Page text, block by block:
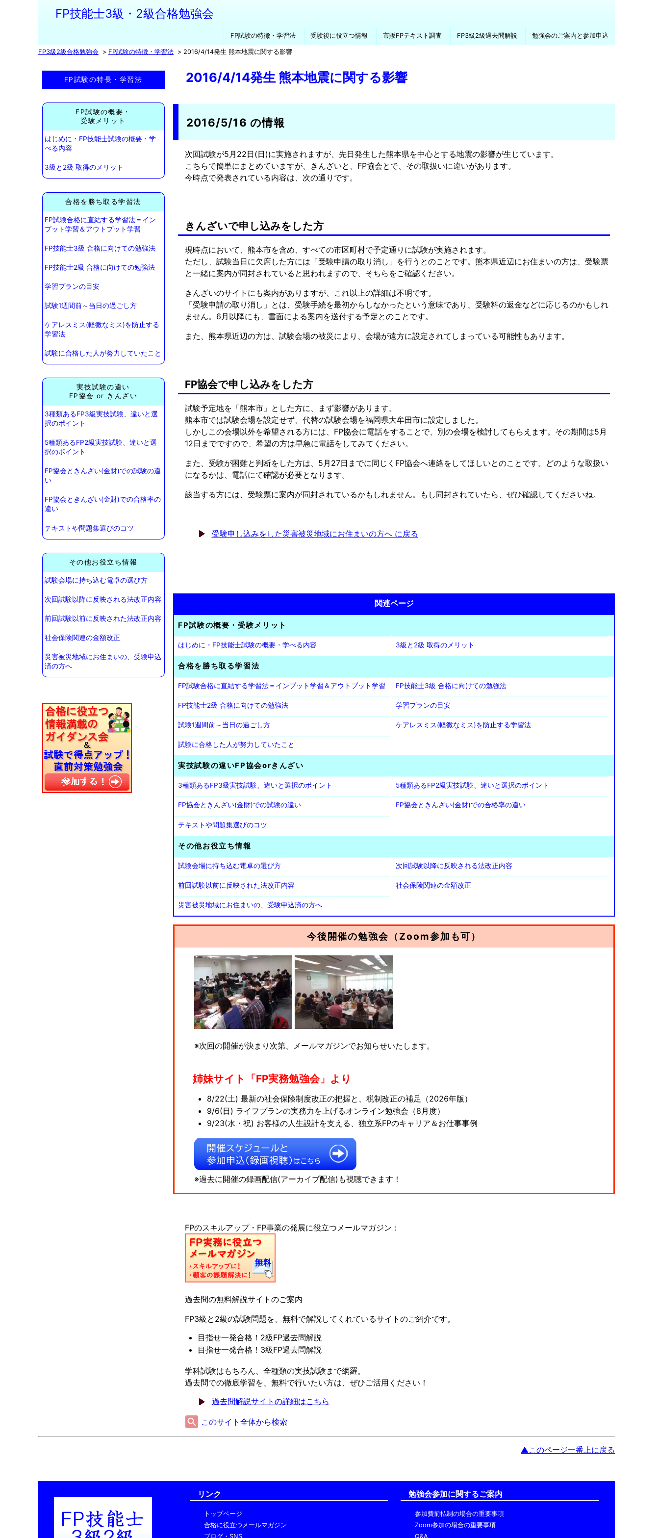
FP技能士3級・2級合格勉強会
FP試験の特徴・学習法 受験後に役立つ情報 市販FPテキスト調査 FP3級2級過去問解説 勉強会のご案内と参加申込
FP3級2級合格勉強会 FP試験の特徴・学習法 2016/4/14発生 熊本地震に関する影響
FP試験の特長・学習法
FP試験の概要・
受験メリット
はじめに・FP技能士試験の概要・学
べる内容
3級と2級 取得のメリット
合格を勝ち取る学習法
FP試験合格に直結する学習法＝イン
プット学習＆アウトプット学習
FP技能士3級 合格に向けての勉強法
FP技能士2級 合格に向けての勉強法
学習プランの目安
試験1週間前～当日の過ごし方
ケアレスミス(軽微なミス)を防止する
学習法
試験に合格した人が努力していたこと
実技試験の違い
FP協会 or きんざい
3種類あるFP3級実技試験、違いと選
択のポイント
5種類あるFP2級実技試験、違いと選
択のポイント
FP協会ときんざい(金財)での試験の違
い
FP協会ときんざい(金財)での合格率の
違い
テキストや問題集選びのコツ
その他お役立ち情報
試験会場に持ち込む電卓の選び方
次回試験以降に反映される法改正内容
前回試験以前に反映された法改正内容
社会保険関連の金額改正
災害被災地域にお住まいの、受験申込
済の方へ
2016/4/14発生 熊本地震に関する影響
2016/5/16 の情報
次回試験が5月22日(日)に実施されますが、先日発生した熊本県を中心とする地震の影響が生じています。
こちらで簡単にまとめていますが、きんざいと、FP協会とで、その取扱いに違いがあります。
今時点で発表されている内容は、次の通りです。
きんざいで申し込みをした方
現時点において、熊本市を含め、すべての市区町村で予定通りに試験が実施されます。
ただし、試験当日に欠席した方には「受験申請の取り消し」を行うとのことです。熊本県近辺にお住まいの方は、受験票
と一緒に案内が同封されていると思われますので、そちらをご確認ください。
きんざいのサイトにも案内がありますが、これ以上の詳細は不明です。
「受験申請の取り消し」とは、受験手続を最初からしなかったという意味であり、受験料の返金などに応じるのかもしれ
ません。6月以降にも、書面による案内を送付する予定とのことです。
また、熊本県近辺の方は、試験会場の被災により、会場が遠方に設定されてしまっている可能性もあります。
FP協会で申し込みをした方
試験予定地を「熊本市」とした方に、まず影響があります。
熊本市では試験会場を設定せず、代替の試験会場を福岡県大牟田市に設定しました。
しかしこの会場以外を希望される方には、FP協会に電話をすることで、別の会場を検討してもらえます。その期間は5月
12日までですので、希望の方は早急に電話をしてみてください。
また、受験が困難と判断をした方は、5月27日までに同じくFP協会へ連絡をしてほしいとのことです。どのような取扱い
になるかは、電話にて確認が必要となります。
該当する方には、受験票に案内が同封されているかもしれません。もし同封されていたら、ぜひ確認してくださいね。
受験申し込みをした災害被災地域にお住まいの方へ に戻る
関連ページ
FP試験の概要・受験メリット
はじめに・FP技能士試験の概要・学べる内容 3級と2級 取得のメリット
合格を勝ち取る学習法
FP試験合格に直結する学習法＝インプット学習＆アウトプット学習 FP技能士3級 合格に向けての勉強法
FP技能士2級 合格に向けての勉強法 学習プランの目安
試験1週間前～当日の過ごし方 ケアレスミス(軽微なミス)を防止する学習法
試験に合格した人が努力していたこと
実技試験の違いFP協会orきんざい
3種類あるFP3級実技試験、違いと選択のポイント 5種類あるFP2級実技試験、違いと選択のポイント
FP協会ときんざい(金財)での試験の違い FP協会ときんざい(金財)での合格率の違い
テキストや問題集選びのコツ
その他お役立ち情報
試験会場に持ち込む電卓の選び方 次回試験以降に反映される法改正内容
前回試験以前に反映された法改正内容 社会保険関連の金額改正
災害被災地域にお住まいの、受験申込済の方へ
今後開催の勉強会（Zoom参加も可）
※次回の開催が決まり次第、メールマガジンでお知らせいたします。
姉妹サイト「FP実務勉強会」より
8/22(土) 最新の社会保険制度改正の把握と、税制改正の補足（2026年版）
9/6(日) ライフプランの実務力を上げるオンライン勉強会（8月度）
9/23(水・祝) お客様の人生設計を支える、独立系FPのキャリア＆お仕事事例
※過去に開催の録画配信(アーカイブ配信)も視聴できます！
FPのスキルアップ・FP事業の発展に役立つメールマガジン：
過去問の無料解説サイトのご案内
FP3級と2級の試験問題を、無料で解説してくれているサイトのご紹介です。
目指せ一発合格！2級FP過去問解説
目指せ一発合格！3級FP過去問解説
学科試験はもちろん、全種類の実技試験まで網羅。
過去問での徹底学習を、無料で行いたい方は、ぜひご活用ください！
過去問解説サイトの詳細はこちら
このサイト全体から検索
▲このページ一番上に戻る
リンク
トップページ
合格に役立つメールマガジン
ブログ・SNS
勉強会参加に関するご案内
参加費前払制の場合の重要事項
Zoom参加の場合の重要事項
Q&A